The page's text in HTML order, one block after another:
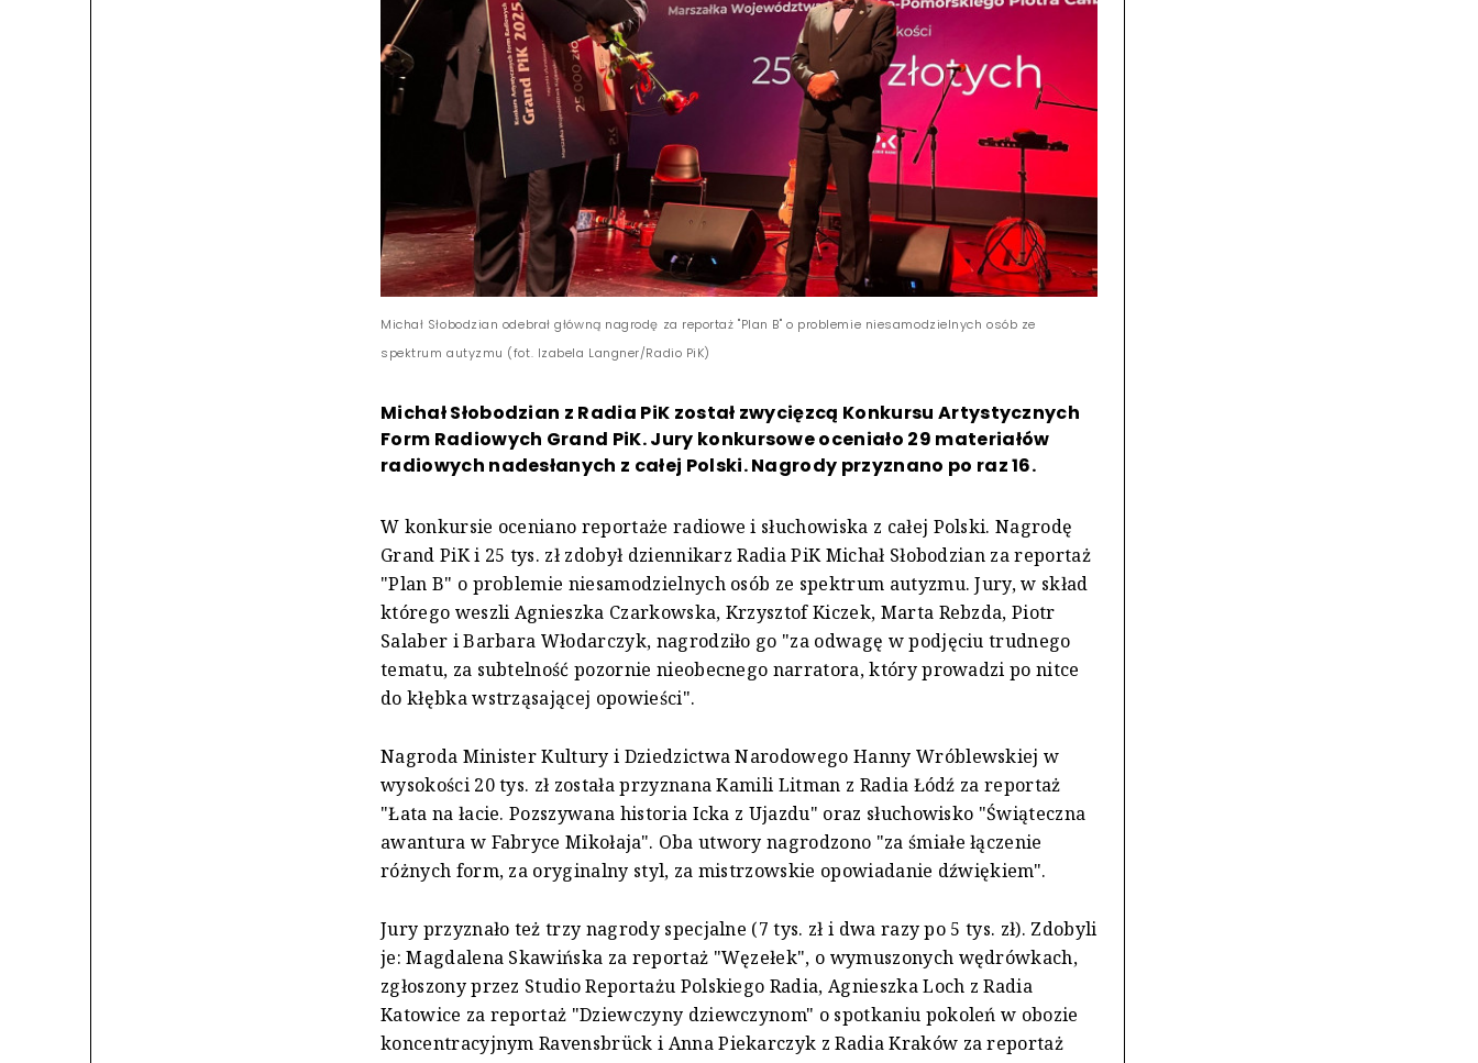
Michał Słobodzian odebrał główną nagrodę za reportaż "Plan B" o problemie niesamodzielnych osób ze
spektrum autyzmu (fot. Izabela Langner/Radio PiK)
Michał Słobodzian z Radia PiK został zwycięzcą Konkursu Artystycznych
Form Radiowych Grand PiK. Jury konkursowe oceniało 29 materiałów
radiowych nadesłanych z całej Polski. Nagrody przyznano po raz 16.
W konkursie oceniano reportaże radiowe i słuchowiska z całej Polski. Nagrodę
Grand PiK i 25 tys. zł zdobył dziennikarz Radia PiK Michał Słobodzian za reportaż
"Plan B" o problemie niesamodzielnych osób ze spektrum autyzmu. Jury, w skład
którego weszli Agnieszka Czarkowska, Krzysztof Kiczek, Marta Rebzda, Piotr
Salaber i Barbara Włodarczyk, nagrodziło go "za odwagę w podjęciu trudnego
tematu, za subtelność pozornie nieobecnego narratora, który prowadzi po nitce
do kłębka wstrząsającej opowieści".
Nagroda Minister Kultury i Dziedzictwa Narodowego Hanny Wróblewskiej w
wysokości 20 tys. zł została przyznana Kamili Litman z Radia Łódź za reportaż
"Łata na łacie. Pozszywana historia Icka z Ujazdu" oraz słuchowisko "Świąteczna
awantura w Fabryce Mikołaja". Oba utwory nagrodzono "za śmiałe łączenie
różnych form, za oryginalny styl, za mistrzowskie opowiadanie dźwiękiem".
Jury przyznało też trzy nagrody specjalne (7 tys. zł i dwa razy po 5 tys. zł). Zdobyli
je: Magdalena Skawińska za reportaż "Węzełek", o wymuszonych wędrówkach,
zgłoszony przez Studio Reportażu Polskiego Radia, Agnieszka Loch z Radia
Katowice za reportaż "Dziewczyny dziewczynom" o spotkaniu pokoleń w obozie
koncentracyjnym Ravensbrück i Anna Piekarczyk z Radia Kraków za reportaż